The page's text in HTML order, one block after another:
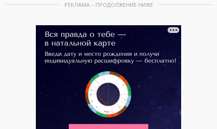
РЕКЛАМА – ПРОДОЛЖЕНИЕ НИЖЕ